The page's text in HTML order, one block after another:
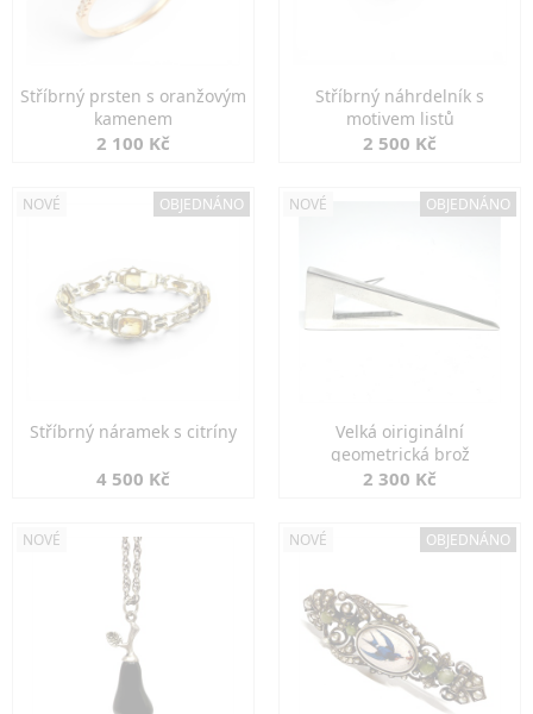
Stříbrný prsten s oranžovým
kamenem
2 100 Kč
Stříbrný náhrdelník s
motivem listů
2 500 Kč
NOVÉ OBJEDNÁNO
Stříbrný náramek s citríny
4 500 Kč
NOVÉ OBJEDNÁNO
Velká oiriginální
geometrická brož
2 300 Kč
NOVÉ NOVÉ OBJEDNÁNO